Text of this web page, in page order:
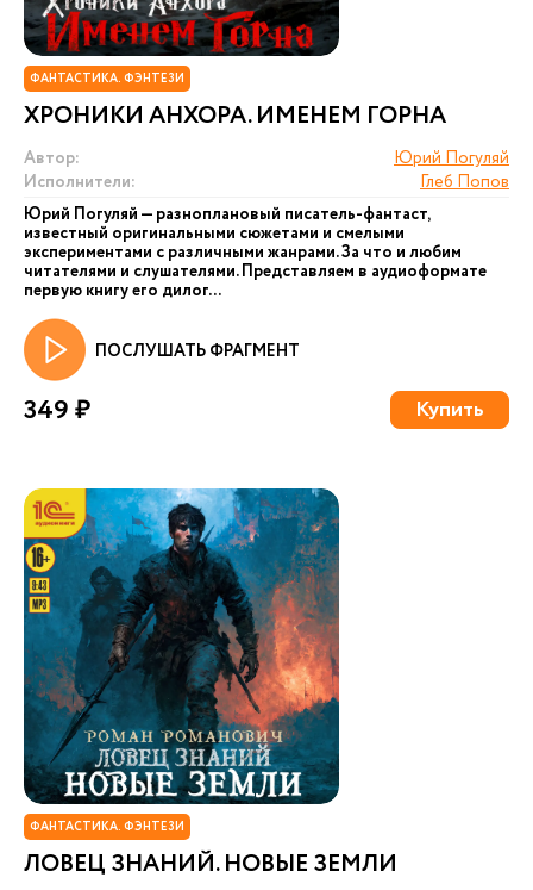
ФАНТАСТИКА. ФЭНТЕЗИ
ХРОНИКИ АНХОРА. ИМЕНЕМ ГОРНА
Автор:
Юрий Погуляй
Исполнители:
Глеб Попов
Юрий Погуляй — разноплановый писатель-фантаст,
известный оригинальными сюжетами и смелыми
экспериментами с различными жанрами. За что и любим
читателями и слушателями. Представляем в аудиоформате
первую книгу его дилог...
ПОСЛУШАТЬ ФРАГМЕНТ
349 ₽ Купить
ФАНТАСТИКА. ФЭНТЕЗИ
ЛОВЕЦ ЗНАНИЙ. НОВЫЕ ЗЕМЛИ